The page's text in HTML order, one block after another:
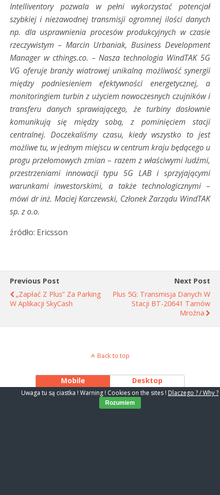
Intelliventory pozwala w pełni wykorzystać potencjał
szybkiej i niezawodnej transmisji ogromnej ilości danych
np. dla usprawnienia procesów produkcyjnych w czasie
rzeczywistym – Marcin Urbaniak, Business Development
Manager w cthings.co. – Nasza technologia WindTAK 5G
VG oferuje branży wiatrowej unikalną możliwość synergii
między podniesieniem efektywności energetycznej, a
monitoringiem turbin z użyciem nowoczesnych czujników i
transferu danych sprawiającego, że turbiny dosłownie
komunikują się między sobą, z pominięciem stacji
centralnej. Doczekaliśmy czasu, kiedy wszystko to jest
możliwe tu, w jednym miejscu w centrum kraju będącego u
progu przełomowych zmian – razem z właściwymi ludźmi,
przestrzeniami innowacji typu 5G LAB i sprzyjającymi
warunkami inwestorskimi, a także technologicznymi –
mówi dr inż. Maciej Karczewski, Członek Zarządu WindTAK
sp. z o.o.
źródło: Ericsson
Previous Post
„Zapłać Z Plus” Za Parking
W Aplikacji SkyCash
Next Post
Plus 5G: Transmisja Danych W
Stacji BT-20641 Tarnów
Mroźna
Back to top
Mobile Desktop
Uwaga tu są ciastka ! Warning ! Cookies on the sites ! Dlaczego ? / Why ?
Rozumiem